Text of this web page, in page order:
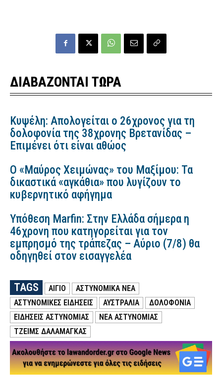
ΔΙΑΒΑΖΟΝΤΑΙ ΤΩΡΑ
Κυψέλη: Απολογείται ο 26χρονος για τη
δολοφονία της 38χρονης Βρετανίδας –
Επιμένει ότι είναι αθώος
Ο «Μαύρος Χειμώνας» του Μαξίμου: Τα
δικαστικά «αγκάθια» που λυγίζουν το
κυβερνητικό αφήγημα
Υπόθεση Marfin: Στην Ελλάδα σήμερα η
46χρονη που κατηγορείται για τον
εμπρησμό της τράπεζας – Αύριο (7/8) θα
οδηγηθεί στον εισαγγελέα
TAGS ΑΙΓΙΟ
ΑΣΤΥΝΟΜΙΚΑ ΝΕΑ
ΑΣΤΥΝΟΜΙΚΕΣ ΕΙΔΗΣΕΙΣ
ΑΥΣΤΡΑΛΙΑ
ΔΟΛΟΦΟΝΙΑ
ΕΙΔΗΣΕΙΣ ΑΣΤΥΝΟΜΙΑΣ
ΝΕΑ ΑΣΤΥΝΟΜΙΑΣ
ΤΖΕΙΜΣ ΔΑΛΑΜΑΓΚΑΣ